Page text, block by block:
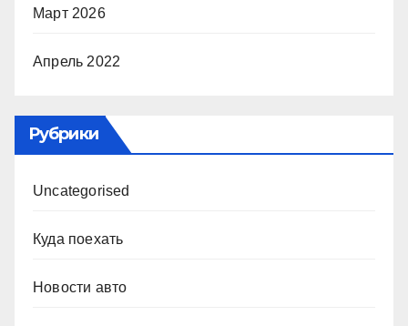
Март 2026
Апрель 2022
Рубрики
Uncategorised
Куда поехать
Новости авто